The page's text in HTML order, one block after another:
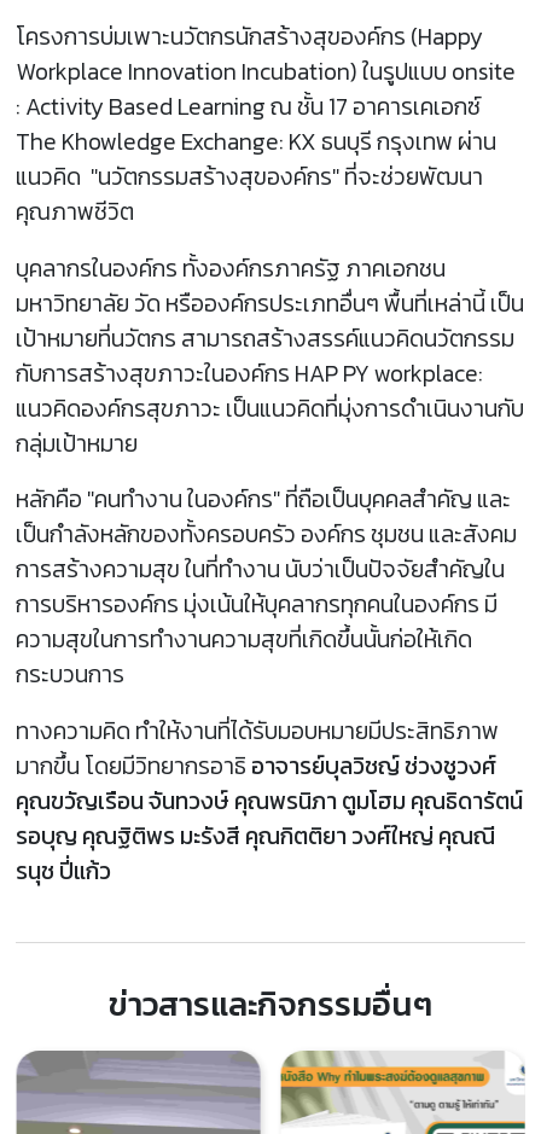
โครงการบ่มเพาะนวัตกรนักสร้างสุของค์กร (Happy
Workplace Innovation Incubation) ในรูปแบบ onsite
: Activity Based Learning ณ ชั้น 17 อาคารเคเอกซ์
The Khowledge Exchange: KX ธนบุรี กรุงเทพ ผ่าน
แนวคิด "นวัตกรรมสร้างสุของค์กร" ที่จะช่วยพัฒนา
คุณภาพชีวิต
บุคลากรในองค์กร ทั้งองค์กรภาครัฐ ภาคเอกชน
มหาวิทยาลัย วัด หรือองค์กรประเภทอื่นๆ พื้นที่เหล่านี้ เป็น
เป้าหมายที่นวัตกร สามารถสร้างสรรค์แนวคิดนวัตกรรม
กับการสร้างสุขภาวะในองค์กร HAP PY workplace:
แนวคิดองค์กรสุขภาวะ เป็นแนวคิดที่มุ่งการดำเนินงานกับ
กลุ่มเป้าหมาย
หลักคือ "คนทำงาน ในองค์กร" ที่ถือเป็นบุคคลสำคัญ และ
เป็นกำลังหลักของทั้งครอบครัว องค์กร ชุมชน และสังคม
การสร้างความสุข ในที่ทำงาน นับว่าเป็นปัจจัยสำคัญใน
การบริหารองค์กร มุ่งเน้นให้บุคลากรทุกคนในองค์กร มี
ความสุขในการทำงานความสุขที่เกิดขึ้นนั้นก่อให้เกิด
กระบวนการ
ทางความคิด ทำให้งานที่ได้รับมอบหมายมีประสิทธิภาพ
มากขึ้น โดยมีวิทยากรอาธิ อาจารย์บุลวิชญ์ ช่วงชูวงศ์
คุณขวัญเรือน จันทวงษ์ คุณพรนิภา ตูมโฮม คุณธิดารัตน์
รอบุญ คุณฐิติพร มะรังสี คุณกิตติยา วงศ์ใหญ่ คุณณี
รนุช ปี่แก้ว
ข่าวสารและกิจกรรมอื่นๆ